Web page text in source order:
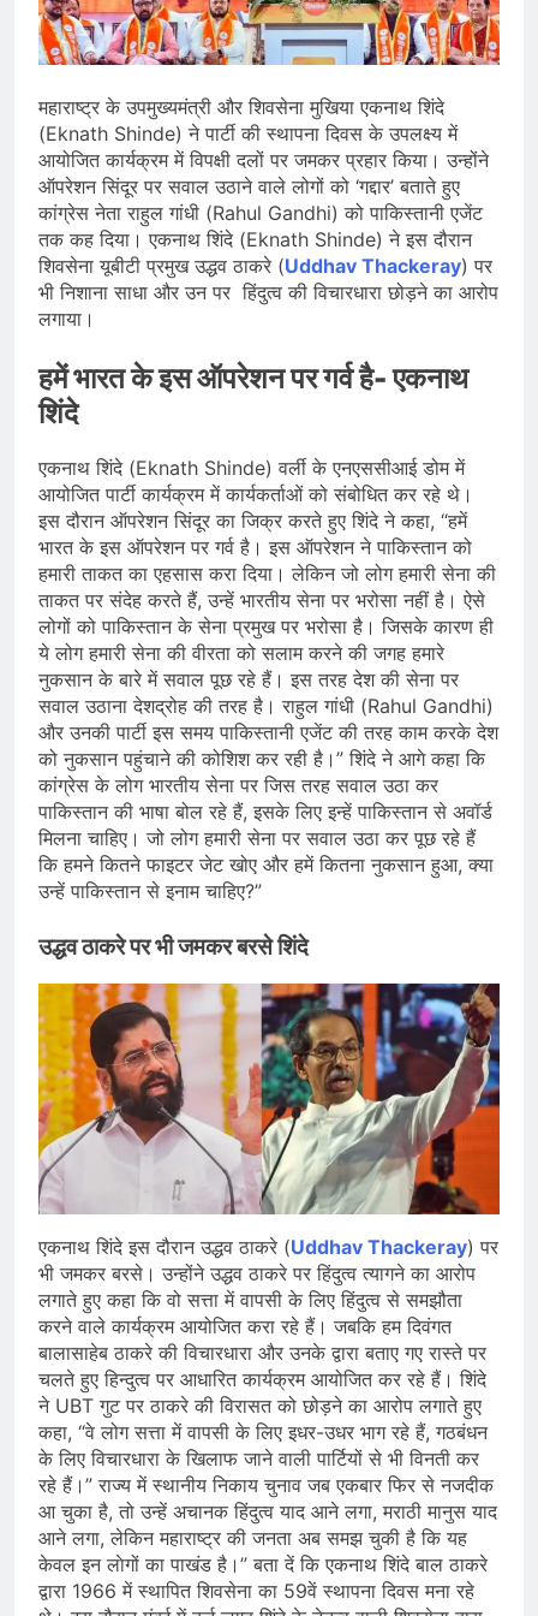
देशभर में विशेष कार्यक्रमों के जरिए भारतीय
बुनकरों और पारंपरिक वस्त्रों को मिलेगा बढ़ावा
August 2, 2026
प्रधानमंत्री नरेंद्र मोदी ने भोगापुरम
आंध्र प्रदेश में ₹18,000 करोड़ की विकास
परियोजनाओं की शुरुआत
August 2, 2026
केंद्र सरकार ने विस्तारित Khelo India
Scheme को मंजूरी दी, खेल ढाँचे को मजबूत
करने के लिए ₹36,441 करोड़ का बड़ा
प्रावधान
August 1, 2026
महाराष्ट्र के उपमुख्यमंत्री और शिवसेना मुखिया एकनाथ शिंदे
(Eknath Shinde) ने पार्टी की स्थापना दिवस के उपलक्ष्य में
आयोजित कार्यक्रम में विपक्षी दलों पर जमकर प्रहार किया। उन्होंने
ऑपरेशन सिंदूर पर सवाल उठाने वाले लोगों को ‘गद्दार’ बताते हुए
कांग्रेस नेता राहुल गांधी (Rahul Gandhi) को पाकिस्तानी एजेंट
तक कह दिया। एकनाथ शिंदे (Eknath Shinde) ने इस दौरान
शिवसेना यूबीटी प्रमुख उद्धव ठाकरे (Uddhav Thackeray) पर
भी निशाना साधा और उन पर हिंदुत्व की विचारधारा छोड़ने का आरोप
लगाया।
हमें भारत के इस ऑपरेशन पर गर्व है- एकनाथ
शिंदे
एकनाथ शिंदे (Eknath Shinde) वर्ली के एनएससीआई डोम में
आयोजित पार्टी कार्यक्रम में कार्यकर्ताओं को संबोधित कर रहे थे।
इस दौरान ऑपरेशन सिंदूर का जिक्र करते हुए शिंदे ने कहा, “हमें
भारत के इस ऑपरेशन पर गर्व है। इस ऑपरेशन ने पाकिस्तान को
हमारी ताकत का एहसास करा दिया। लेकिन जो लोग हमारी सेना की
ताकत पर संदेह करते हैं, उन्हें भारतीय सेना पर भरोसा नहीं है। ऐसे
लोगों को पाकिस्तान के सेना प्रमुख पर भरोसा है। जिसके कारण ही
ये लोग हमारी सेना की वीरता को सलाम करने की जगह हमारे
नुकसान के बारे में सवाल पूछ रहे हैं। इस तरह देश की सेना पर
सवाल उठाना देशद्रोह की तरह है। राहुल गांधी (Rahul Gandhi)
और उनकी पार्टी इस समय पाकिस्तानी एजेंट की तरह काम करके देश
को नुकसान पहुंचाने की कोशिश कर रही है।” शिंदे ने आगे कहा कि
कांग्रेस के लोग भारतीय सेना पर जिस तरह सवाल उठा कर
पाकिस्तान की भाषा बोल रहे हैं, इसके लिए इन्हें पाकिस्तान से अवॉर्ड
मिलना चाहिए। जो लोग हमारी सेना पर सवाल उठा कर पूछ रहे हैं
कि हमने कितने फाइटर जेट खोए और हमें कितना नुकसान हुआ, क्या
उन्हें पाकिस्तान से इनाम चाहिए?”
उद्धव ठाकरे पर भी जमकर बरसे शिंदे
एकनाथ शिंदे इस दौरान उद्धव ठाकरे (Uddhav Thackeray) पर
भी जमकर बरसे। उन्होंने उद्धव ठाकरे पर हिंदुत्व त्यागने का आरोप
लगाते हुए कहा कि वो सत्ता में वापसी के लिए हिंदुत्व से समझौता
करने वाले कार्यक्रम आयोजित करा रहे हैं। जबकि हम दिवंगत
बालासाहेब ठाकरे की विचारधारा और उनके द्वारा बताए गए रास्ते पर
चलते हुए हिन्दुत्व पर आधारित कार्यक्रम आयोजित कर रहे हैं। शिंदे
ने UBT गुट पर ठाकरे की विरासत को छोड़ने का आरोप लगाते हुए
कहा, “वे लोग सत्ता में वापसी के लिए इधर-उधर भाग रहे हैं, गठबंधन
के लिए विचारधारा के खिलाफ जाने वाली पार्टियों से भी विनती कर
रहे हैं।” राज्य में स्थानीय निकाय चुनाव जब एकबार फिर से नजदीक
आ चुका है, तो उन्हें अचानक हिंदुत्व याद आने लगा, मराठी मानुस याद
आने लगा, लेकिन महाराष्ट्र की जनता अब समझ चुकी है कि यह
केवल इन लाेगों का पाखंड है।” बता दें कि एकनाथ शिंदे बाल ठाकरे
द्वारा 1966 में स्थापित शिवसेना का 59वें स्थापना दिवस मना रहे